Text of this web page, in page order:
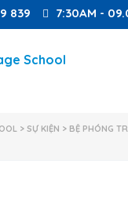
7:30AM -
839
> SỰ KIỆN > BỆ PHÓNG